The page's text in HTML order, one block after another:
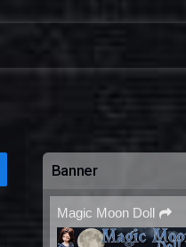
Banner
Magic Moon Doll